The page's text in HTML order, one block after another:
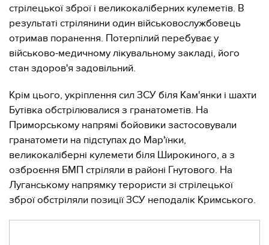
стрілецької зброї і великокаліберних кулеметів. В
результаті стрілянини один військовослужбовець
отримав поранення. Потерпілий перебуває у
військово-медичному лікувальному закладі, його
стан здоров'я задовільний.
Крім цього, укріплення сил ЗСУ біля Кам'янки і шахти
Бутівка обстрілювалися з гранатометів. На
Приморському напрямі бойовики застосовували
гранатомети на підступах до Мар'їнки,
великокаліберні кулемети біля Широкиного, а з
озброєння БМП стріляли в районі Гнутового. На
Луганському напрямку терористи зі стрілецької
зброї обстріляли позиції ЗСУ неподалік Кримського.